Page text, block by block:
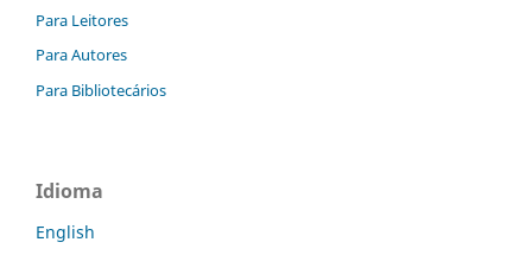
Para Leitores
Para Autores
Para Bibliotecários
Idioma
English